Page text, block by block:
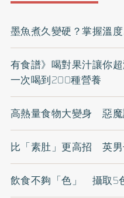
墨魚煮久變硬？掌握溫
有食譜》喝對果汁讓你
一次喝到200種營養
高熱量食物大變身 惡魔
比「素肚」更高招 英男
飲食不夠「色」 攝取5